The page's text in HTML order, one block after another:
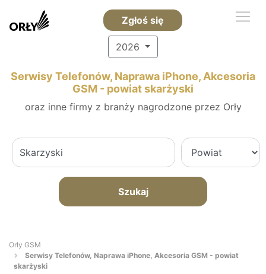
Zgłoś się
2026
Serwisy Telefonów, Naprawa iPhone, Akcesoria
GSM - powiat skarżyski
oraz inne firmy z branży nagrodzone przez Orły
Szukaj
Orły GSM
Serwisy Telefonów, Naprawa iPhone, Akcesoria GSM - powiat
skarżyski